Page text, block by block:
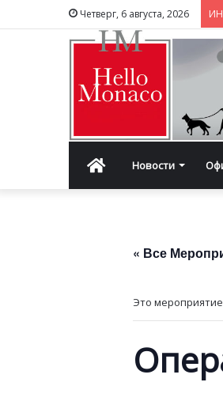
Четверг, 6 августа, 2026
ГлавнаяНовости
« Все
Это